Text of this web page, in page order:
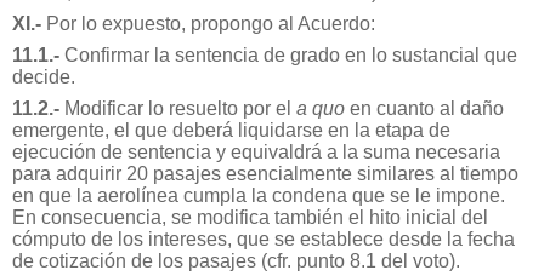
XI.- Por lo expuesto, propongo al Acuerdo:
11.1.- Confirmar la sentencia de grado en lo sustancial que
decide.
11.2.- Modificar lo resuelto por el a quo en cuanto al daño
emergente, el que deberá liquidarse en la etapa de
ejecución de sentencia y equivaldrá a la suma necesaria
para adquirir 20 pasajes esencialmente similares al tiempo
en que la aerolínea cumpla la condena que se le impone.
En consecuencia, se modifica también el hito inicial del
cómputo de los intereses, que se establece desde la fecha
de cotización de los pasajes (cfr. punto 8.1 del voto).